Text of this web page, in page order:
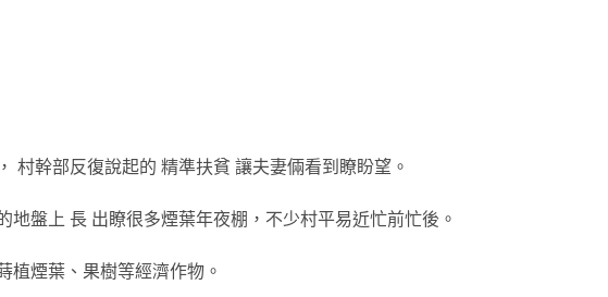
村幹部反復說起的 精準扶貧 讓夫妻倆看到瞭盼望。
盤上 長 出瞭很多煙葉年夜棚，不少村平易近忙前忙後。
植煙葉、果樹等經濟作物。